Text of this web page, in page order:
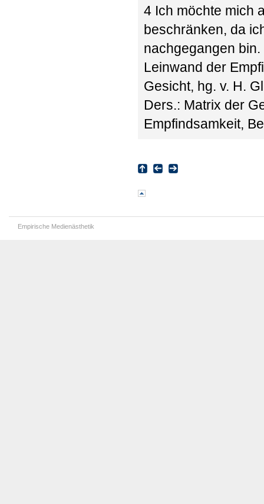
4 Ich möchte mich
beschränken, da
nachgegangen
Leinwand der
Gesicht, hg. v. H.
Ders.: Matrix der
Empfindsamkeit,
Empirische Medienästhetik